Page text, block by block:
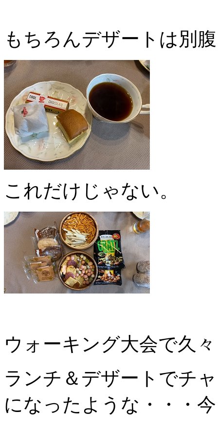
もちろんデザートは別腹
これだけじゃない。
ウォーキング大会で久
ランチ＆デザートでチ
になったような・・・